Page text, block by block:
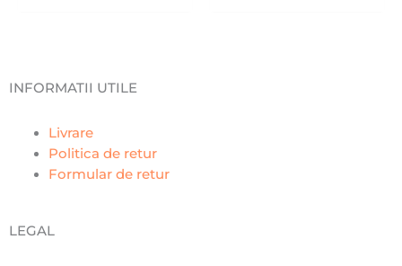
INFORMATII UTILE
Livrare
Politica de retur
Formular de retur
LEGAL